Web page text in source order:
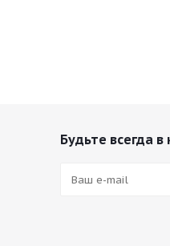
Будьте всегда в